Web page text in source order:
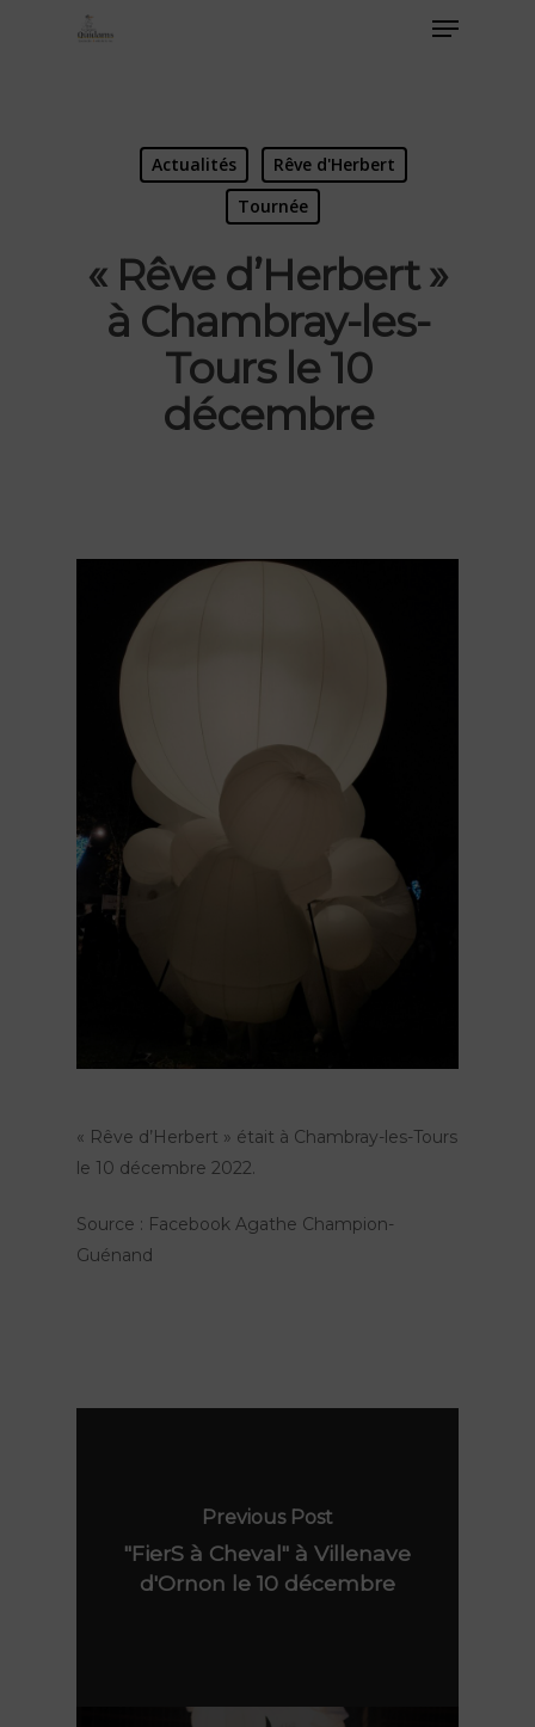
Actualités
Rêve d'Herbert
Tournée
« Rêve d’Herbert »
à Chambray-les-
Tours le 10
décembre
« Rêve d’Herbert » était à Chambray-les-Tours
le 10 décembre 2022.
Source : Facebook Agathe Champion-
Guénand
Previous Post
"FierS à Cheval" à Villenave
d'Ornon le 10 décembre
FierS à Cheval
Rêve d’Herbert
Lieu de résidence
Le Grand R
Agenda
Contact